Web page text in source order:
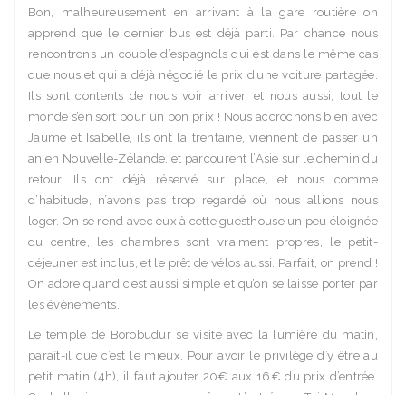
Bon, malheureusement en arrivant à la gare routière on
apprend que le dernier bus est déjà parti. Par chance nous
rencontrons un couple d’espagnols qui est dans le même cas
que nous et qui a déjà négocié le prix d’une voiture partagée.
Ils sont contents de nous voir arriver, et nous aussi, tout le
monde s’en sort pour un bon prix ! Nous accrochons bien avec
Jaume et Isabelle, ils ont la trentaine, viennent de passer un
an en Nouvelle-Zélande, et parcourent l’Asie sur le chemin du
retour. Ils ont déjà réservé sur place, et nous comme
d’habitude, n’avons pas trop regardé où nous allions nous
loger. On se rend avec eux à cette guesthouse un peu éloignée
du centre, les chambres sont vraiment propres, le petit-
déjeuner est inclus, et le prêt de vélos aussi. Parfait, on prend !
On adore quand c’est aussi simple et qu’on se laisse porter par
les évènements.
Le temple de Borobudur se visite avec la lumière du matin,
paraît-il que c’est le mieux. Pour avoir le privilège d’y être au
petit matin (4h), il faut ajouter 20€ aux 16€ du prix d’entrée.